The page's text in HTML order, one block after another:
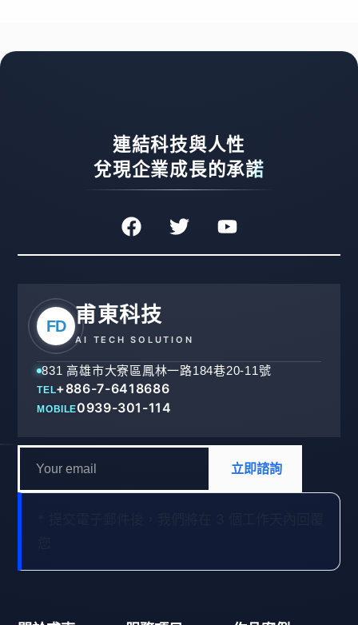
連結科技與人性
兌現企業成長的承諾
FD 甫東科技
AI TECH SOLUTION
831 高雄市大寮區鳳林一路184巷20-11號
TEL+886-7-6418686
MOBILE0939-301-114
立即諮詢